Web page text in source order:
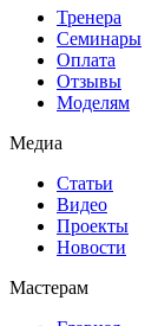
Тренера
Семинары
Оплата
Отзывы
Моделям
Медиа
Статьи
Видео
Проекты
Новости
Мастерам